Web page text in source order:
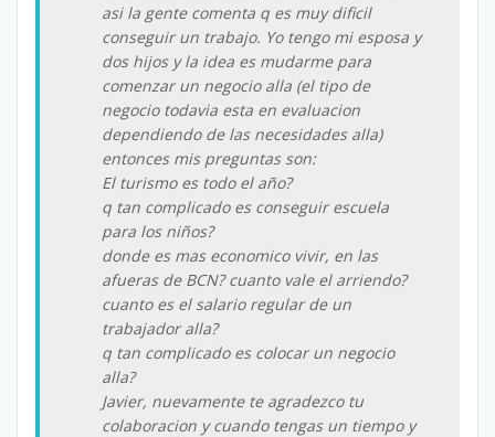
asi la gente comenta q es muy dificil
conseguir un trabajo. Yo tengo mi esposa y
dos hijos y la idea es mudarme para
comenzar un negocio alla (el tipo de
negocio todavia esta en evaluacion
dependiendo de las necesidades alla)
entonces mis preguntas son:
El turismo es todo el año?
q tan complicado es conseguir escuela
para los niños?
donde es mas economico vivir, en las
afueras de BCN? cuanto vale el arriendo?
cuanto es el salario regular de un
trabajador alla?
q tan complicado es colocar un negocio
alla?
Javier, nuevamente te agradezco tu
colaboracion y cuando tengas un tiempo y